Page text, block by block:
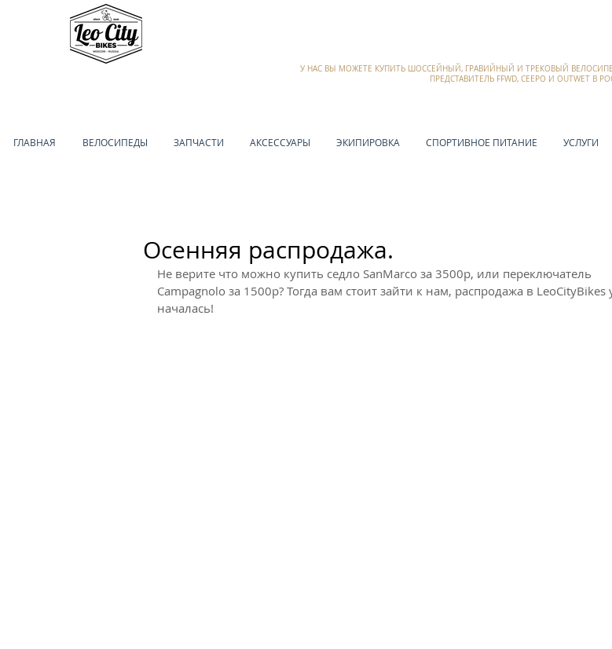
У НАС ВЫ МОЖЕТЕ КУПИТЬ ШОССЕЙНЫЙ, ГРАВИЙНЫЙ И ТРЕКОВЫЙ
ПРЕДСТАВИТЕЛЬ FFWD, CEEPO И OUTWET В
ГЛАВНАЯ ВЕЛОСИПЕДЫ ЗАПЧАСТИ АКСЕССУАРЫ ЭКИПИРОВКА СПОРТИВНОЕ ПИТАНИЕ УСЛУГИ
Осенняя распродажа.
Не верите что можно купить седло SanMarco за 3500р, или переключатель
Campagnolo за 1500р? Тогда вам стоит зайти к нам, распродажа в LeoCityBikes
началась!